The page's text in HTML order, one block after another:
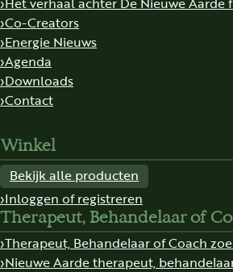
Co-Creators
Energie Nieuws
Agenda
Downloads
Contact
Winkel
Bekijk alle producten
Inloggen of registreren
Therapeut, Behandelaar of
Therapeut, Behandelaar of Coach
Nieuwe Aarde therapeut,